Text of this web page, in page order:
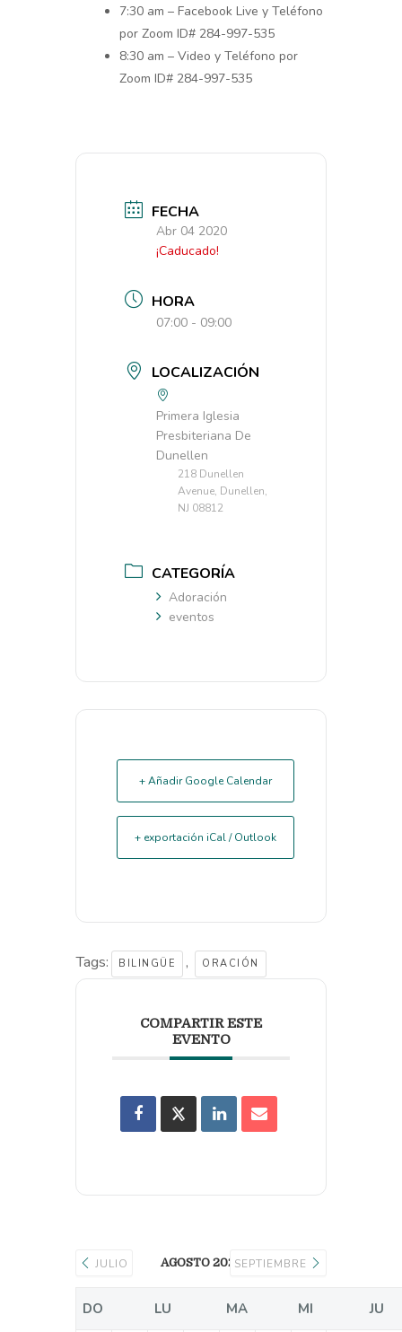
7:30 am – Facebook Live y Teléfono
por Zoom ID# 284-997-535
8:30 am – Video y Teléfono por
Zoom ID# 284-997-535
FECHA
Abr 04 2020
¡Caducado!
HORA
07:00 - 09:00
LOCALIZACIÓN
Primera Iglesia
Presbiteriana De
Dunellen
218 Dunellen
Avenue, Dunellen,
NJ 08812
CATEGORÍA
Adoración
eventos
+ Añadir Google Calendar
+ exportación iCal / Outlook
Tags: BILINGÜE , ORACIÓN
COMPARTIR ESTE
EVENTO
JULIO AGOSTO 2026SEPTIEMBRE
DO LU MA MI JU